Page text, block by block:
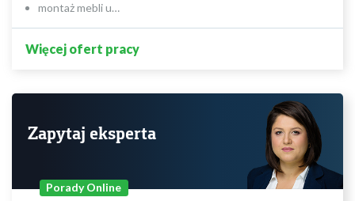
montaż mebli u…
Więcej ofert pracy
Zapytaj eksperta
Porady Online